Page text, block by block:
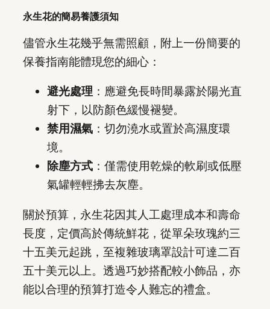
永生花的簡易養護須知
儘管永生花幾乎無需照顧，附上一份簡要的
保養指南能體現您的細心：
避光處理 ：應避免長時間暴露於陽光直
射下，以防顏色緩慢褪變。
禁用濕氣 ：切勿澆水或置於高濕度環
境。
除塵方式 ：僅需使用乾燥的軟刷或低壓
氣罐輕輕拂去灰塵。
關於預算，永生花因其人工處理成本和壽命
長度，定價高於傳統鮮花，從單朵玫瑰約三
十五美元起跳，至複雜玻璃罩設計可達二百
五十美元以上。透過巧妙搭配較小飾品，亦
能以合理的預算打造令人難忘的禮盒。